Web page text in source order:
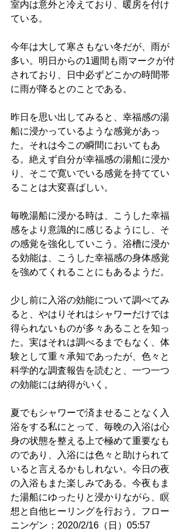
室内は意外と冷えており、暖房を付け
ている。
今年は大して寒さもない冬だが、雨が
多い。明日からの1週間も雨マークが付
されており、日中必ずどこかの時間帯
に雨が降るとのことである。
昨日を思い出してみると、幸福感の湯
船に浸かっているような感覚があっ
た。それは今この瞬間においてもあ
る。絶えず自分が幸福感の湯船に浸か
り、そこで寛いでいる感覚を持ててい
ることは大変喜ばしい。
毎晩湯船に浸かる時は、こうした幸福
感をより意識的に感じるようにし、そ
の感覚を強化していこう。浴槽に浸か
る効能は、こうした幸福感の身体感覚
を強めてくれることにもあるようだ。
少し前に入浴の効能について調べてみ
ると、やはりそれはシャワーだけでは
得られないものが多々あることを知っ
た。実はそれは調べるまでもなく、体
験として重々承知であったが、色々と
科学的な調査報告を読むと、一つ一つ
の効能には納得がいく。
夏でもシャワーで済ませることなく入
浴をする私にとって、毎晩の入浴は心
身の状態を整える上で極めて重要なも
のであり、入浴には色々と助けられて
いると言えるかもしれない。今日の夜
の入浴もまた楽しみである。今夜もま
た湯船にゆったりと浸かりながら、瞑
想と自他ヒーリングを行おう。フロー
ニンゲン：2020/2/16（日）05:57